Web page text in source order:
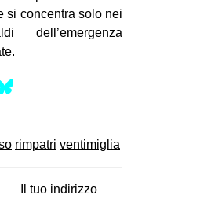
si concentra solo nei
dell’emergenza
rimpatri ventimiglia
Il tuo indirizzo